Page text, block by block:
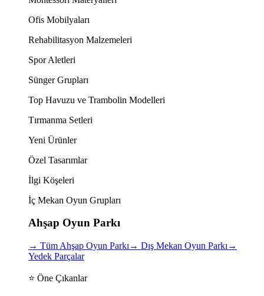
Ofis Mobilyaları
Rehabilitasyon Malzemeleri
Spor Aletleri
Sünger Grupları
Top Havuzu ve Trambolin Modelleri
Tırmanma Setleri
Yeni Ürünler
Özel Tasarımlar
İlgi Köşeleri
İç Mekan Oyun Grupları
Ahşap Oyun Parkı
→ Tüm Ahşap Oyun Parkı → Dış Mekan Oyun Parkı →
Yedek Parçalar
⭐ Öne Çıkanlar